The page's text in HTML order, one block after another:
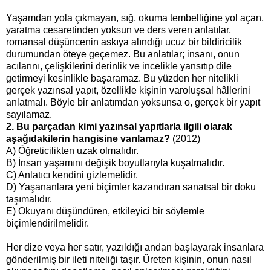
Yaşamdan yola çıkmayan, sığ, okuma tembelliğine yol açan,
yaratma cesaretinden yoksun ve ders veren anlatılar,
romansal düşüncenin askıya alındığı ucuz bir bildiricilik
durumundan öteye geçemez. Bu anlatılar; insanı, onun
acılarını, çelişkilerini derinlik ve incelikle yansıtıp dile
getirmeyi kesinlikle başaramaz. Bu yüzden her nitelikli
gerçek yazınsal yapıt, özellikle kişinin varoluşsal hâllerini
anlatmalı. Böyle bir anlatımdan yoksunsa o, gerçek bir yapıt
sayılamaz.
2. Bu parçadan kimi yazınsal yapıtlarla ilgili olarak
aşağıdakilerin hangisine varılamaz? (2012)
A) Öğreticilikten uzak olmalıdır.
B) İnsan yaşamını değişik boyutlarıyla kuşatmalıdır.
C) Anlatıcı kendini gizlemelidir.
D) Yaşananlara yeni biçimler kazandıran sanatsal bir doku
taşımalıdır.
E) Okuyanı düşündüren, etkileyici bir söylemle
biçimlendirilmelidir.
Her dize veya her satır, yazıldığı andan başlayarak insanlara
gönderilmiş bir ileti niteliği taşır. Üreten kişinin, onun nasıl